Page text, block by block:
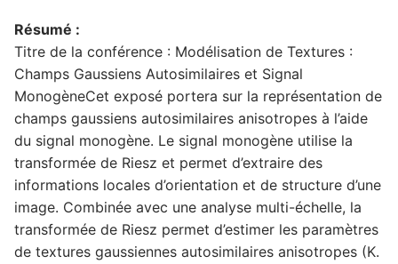
Résumé :
Titre de la conférence : Modélisation de Textures :
Champs Gaussiens Autosimilaires et Signal
MonogèneCet exposé portera sur la représentation de
champs gaussiens autosimilaires anisotropes à l’aide
du signal monogène. Le signal monogène utilise la
transformée de Riesz et permet d’extraire des
informations locales d’orientation et de structure d’une
image. Combinée avec une analyse multi-échelle, la
transformée de Riesz permet d’estimer les paramètres
de textures gaussiennes autosimilaires anisotropes (K.